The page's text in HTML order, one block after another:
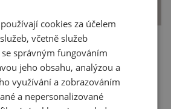
design se snoubí s
nošení známou z
cookies za účelem
včetně služeb
správným fungováním
jeho obsahu, analýzou a
využívání a zobrazováním
a nepersonalizované